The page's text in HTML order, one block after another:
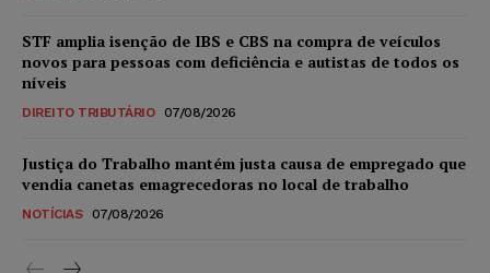
STF amplia isenção de IBS e CBS na compra de veículos
novos para pessoas com deficiência e autistas de todos os
níveis
DIREITO TRIBUTÁRIO 07/08/2026
Justiça do Trabalho mantém justa causa de empregado que
vendia canetas emagrecedoras no local de trabalho
NOTÍCIAS 07/08/2026